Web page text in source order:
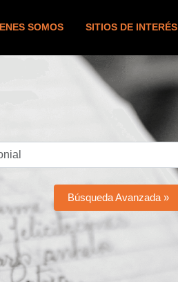
SOMOS SITIOS DE INTERÉS
Búsqueda Avanzada »